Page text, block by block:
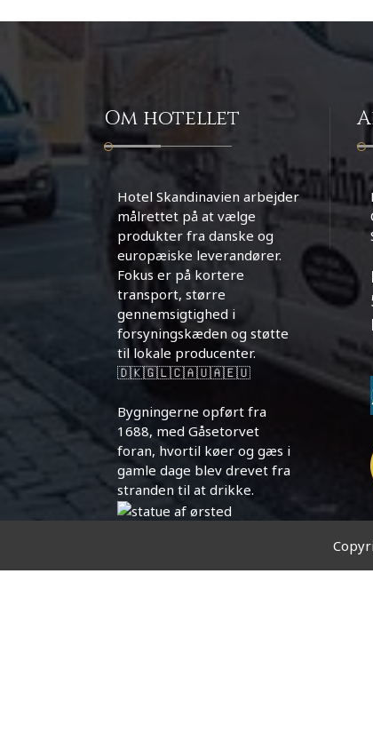
Om hotellet
Hotel Skandinavien arbejder
målrettet på at vælge
produkter fra danske og
europæiske leverandører.
Fokus er på kortere
transport, større
gennemsigtighed i
forsyningskæden og støtte
til lokale producenter.
🇩🇰🇬🇱🇨🇦🇺🇦🇪🇺
Bygningerne opført fra
1688, med Gåsetorvet
foran, hvortil køer og gæs i
gamle dage blev drevet fra
stranden til at drikke.